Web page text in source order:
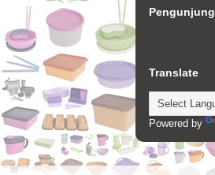
Pengunjung
Translate
Powered by